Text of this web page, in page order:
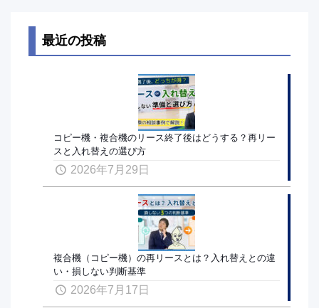
最近の投稿
コピー機・複合機のリース終了後はどうする？再リー
スと入れ替えの選び方
2026年7月29日
複合機（コピー機）の再リースとは？入れ替えとの違
い・損しない判断基準
2026年7月17日